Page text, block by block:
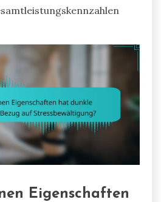
Eigenschaften